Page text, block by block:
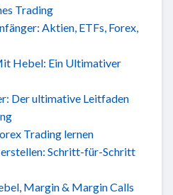
Trading
Aktien, ETFs, Forex,
Hebel: Ein Ultimativer
Der ultimative Leitfaden
Trading lernen
Schritt-für-Schritt
Margin & Margin Calls